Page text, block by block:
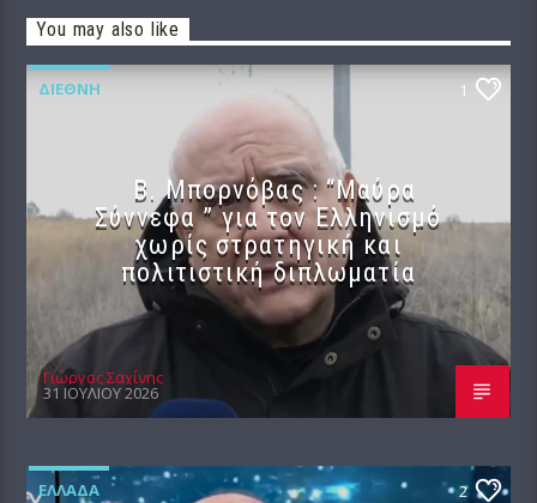
You may also like
ΔΙΕΘΝΉ 1
B. Μπορνόβας : “Μαύρα
Σύννεφα ” για τον Ελληνισμό
χωρίς στρατηγική και
πολιτιστική διπλωματία
Γιώργος Σαχίνης
31 ΙΟΥΛΊΟΥ 2026
ΕΛΛΆΔΑ 2